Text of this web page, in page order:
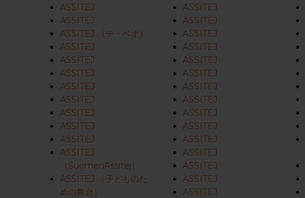
ASSITEJ
ASSITEJ
ASSITEJ （テ・ベオ）
ASSITEJ
ASSITEJ
ASSITEJ
ASSITEJ
ASSITEJ
ASSITEJ
ASSITEJ
ASSITEJ
ASSITEJ
（SuomenAssitej）
ASSITEJ （子どものた
めの舞台）
ASSITEJ
ASSITEJ
ASSITEJ
ASSITEJ
ASSITEJ
ASSITEJ
ASSITEJ
ASSITEJ
ASSITEJ
ASSITEJ
ASSITEJ
ASSITEJ
ASSITEJ
ASSITEJ
ASSITEJ